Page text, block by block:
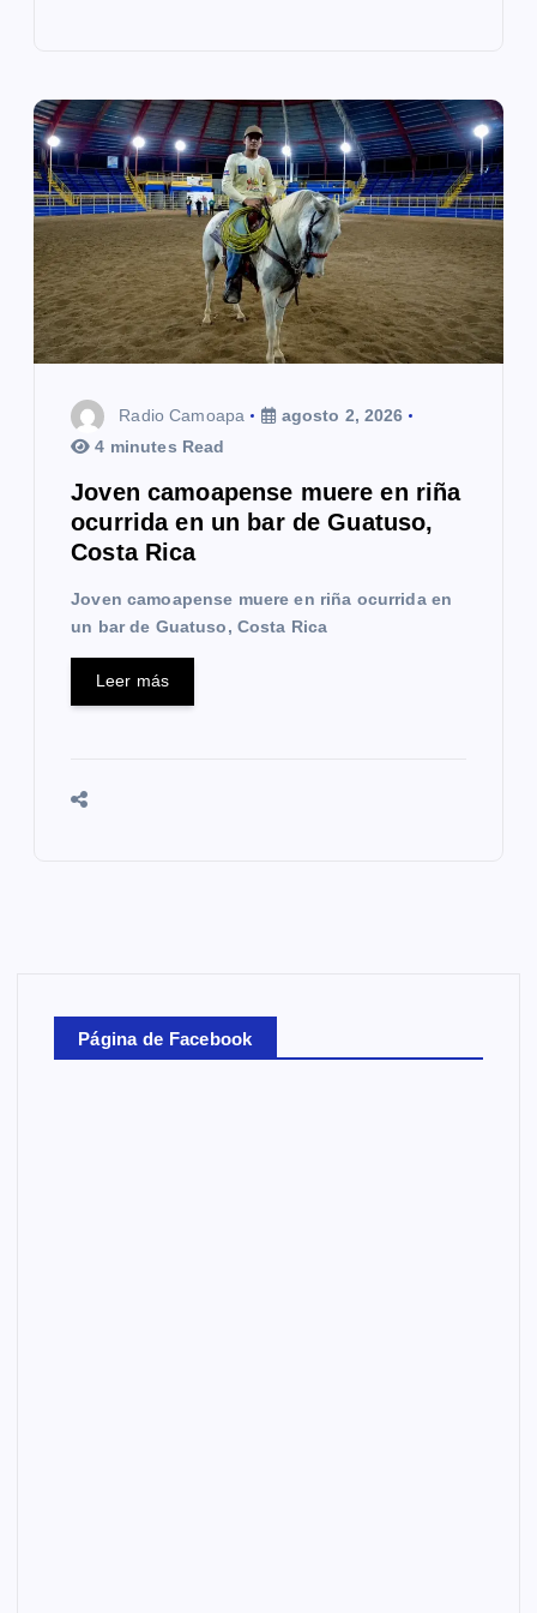
Radio Camoapa
agosto 2, 2026
4 minutes Read
Joven camoapense muere en riña
ocurrida en un bar de Guatuso,
Costa Rica
Joven camoapense muere en riña ocurrida en
un bar de Guatuso, Costa Rica
Leer más
Página de Facebook